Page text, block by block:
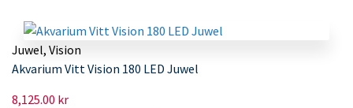
Juwel, Vision
Akvarium Vitt Vision 180 LED Juwel
8,125.00 kr